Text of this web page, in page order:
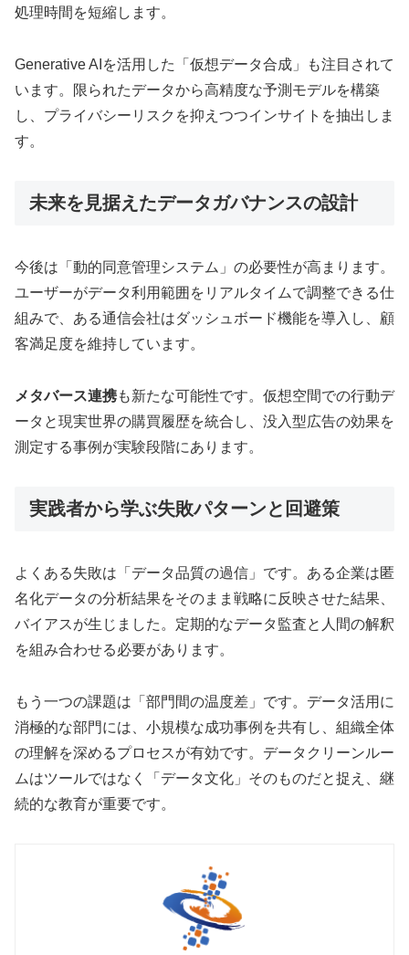
処理時間を短縮します。
Generative AIを活用した「仮想データ合成」も注目されて
います。限られたデータから高精度な予測モデルを構築
し、プライバシーリスクを抑えつつインサイトを抽出しま
す。
未来を見据えたデータガバナンスの設計
今後は「動的同意管理システム」の必要性が高まります。
ユーザーがデータ利用範囲をリアルタイムで調整できる仕
組みで、ある通信会社はダッシュボード機能を導入し、顧
客満足度を維持しています。
メタバース連携も新たな可能性です。仮想空間での行動デ
ータと現実世界の購買履歴を統合し、没入型広告の効果を
測定する事例が実験段階にあります。
実践者から学ぶ失敗パターンと回避策
よくある失敗は「データ品質の過信」です。ある企業は匿
名化データの分析結果をそのまま戦略に反映させた結果、
バイアスが生じました。定期的なデータ監査と人間の解釈
を組み合わせる必要があります。
もう一つの課題は「部門間の温度差」です。データ活用に
消極的な部門には、小規模な成功事例を共有し、組織全体
の理解を深めるプロセスが有効です。データクリーンルー
ムはツールではなく「データ文化」そのものだと捉え、継
続的な教育が重要です。